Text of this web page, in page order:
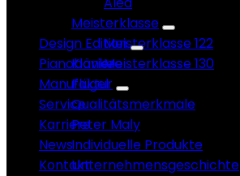
Meisterklasse
Meisterklasse 122
Meisterklasse 130
Design Edition
Klaviere
Flügel
Pianobänke
Manufaktur
Qualitätsmerkmale
Peter Maly
Individuelle Produkte
Unternehmensgeschichte
Service
Karriere
News
Kontakt